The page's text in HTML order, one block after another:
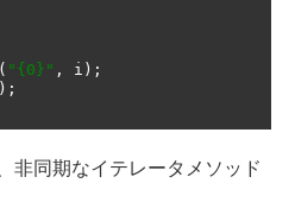
( "{0}" , i );
非同期なイテレータメソッド